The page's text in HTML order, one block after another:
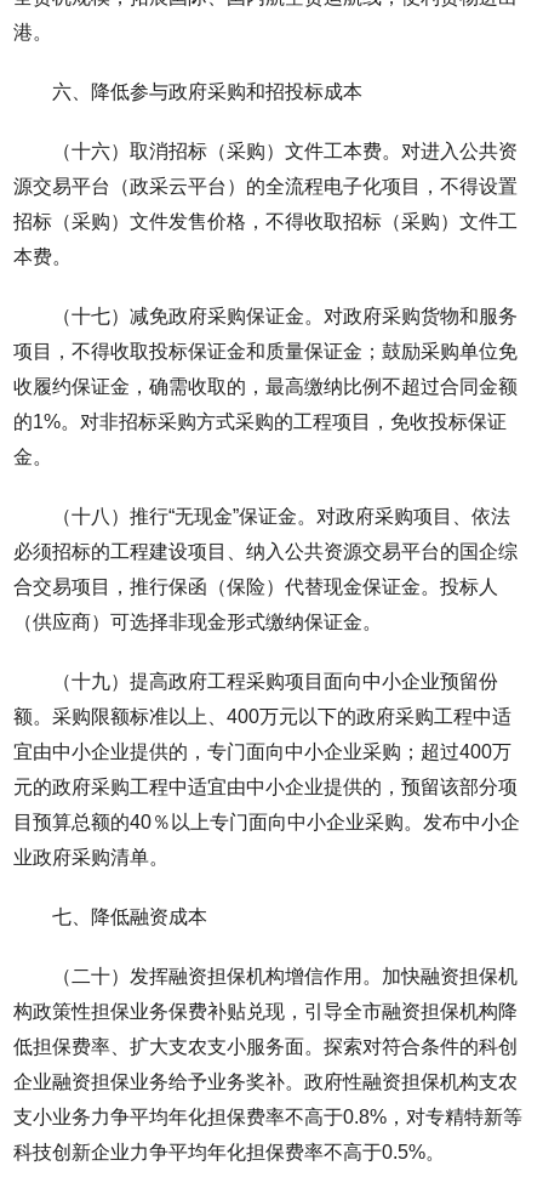
港。
六、降低参与政府采购和招投标成本
（十六）取消招标（采购）文件工本费。对进入公共资
源交易平台（政采云平台）的全流程电子化项目，不得设置
招标（采购）文件发售价格，不得收取招标（采购）文件工
本费。
（十七）减免政府采购保证金。对政府采购货物和服务
项目，不得收取投标保证金和质量保证金；鼓励采购单位免
收履约保证金，确需收取的，最高缴纳比例不超过合同金额
的1%。对非招标采购方式采购的工程项目，免收投标保证
金。
（十八）推行“无现金”保证金。对政府采购项目、依法
必须招标的工程建设项目、纳入公共资源交易平台的国企综
合交易项目，推行保函（保险）代替现金保证金。投标人
（供应商）可选择非现金形式缴纳保证金。
（十九）提高政府工程采购项目面向中小企业预留份
额。采购限额标准以上、400万元以下的政府采购工程中适
宜由中小企业提供的，专门面向中小企业采购；超过400万
元的政府采购工程中适宜由中小企业提供的，预留该部分项
目预算总额的40％以上专门面向中小企业采购。发布中小企
业政府采购清单。
七、降低融资成本
（二十）发挥融资担保机构增信作用。加快融资担保机
构政策性担保业务保费补贴兑现，引导全市融资担保机构降
低担保费率、扩大支农支小服务面。探索对符合条件的科创
企业融资担保业务给予业务奖补。政府性融资担保机构支农
支小业务力争平均年化担保费率不高于0.8%，对专精特新等
科技创新企业力争平均年化担保费率不高于0.5%。